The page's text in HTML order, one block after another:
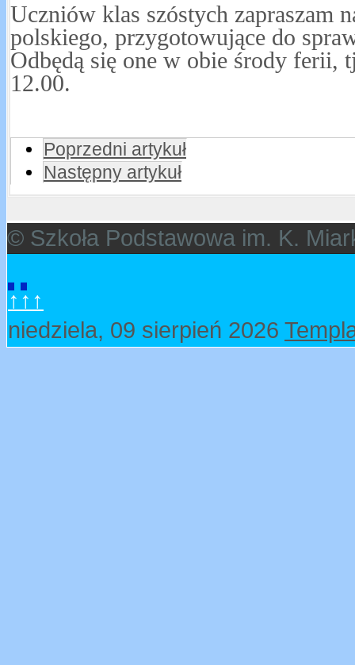
Uczniów klas szóstych zapraszam
polskiego, przygotowujące do
Odbędą się one w obie środy ferii,
12.00.
Poprzedni artykuł
Następny artykuł
© Szkoła Podstawowa im. K.
↑↑↑
niedziela, 09 sierpień 2026